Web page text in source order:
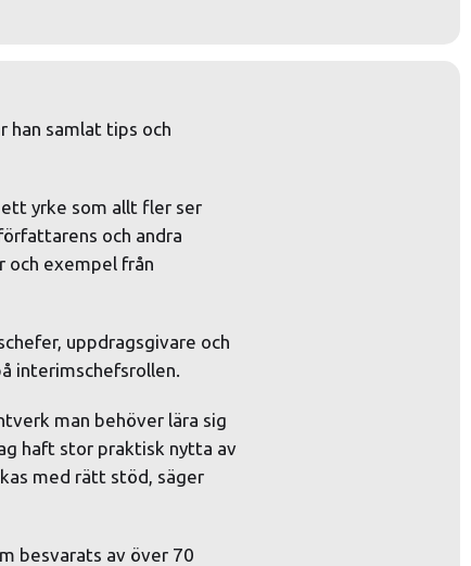
han samlat tips och
yrke som allt fler ser
och andra
och exempel från
uppdragsgivare och
interimschefsrollen.
man behöver lära sig
haft stor praktisk nytta av
med rätt stöd, säger
besvarats av över 70